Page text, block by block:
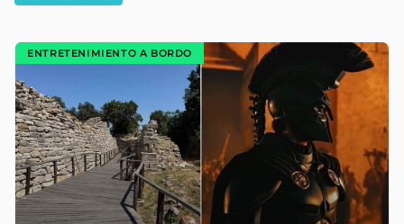
ENTRETENIMIENTO A BORDO